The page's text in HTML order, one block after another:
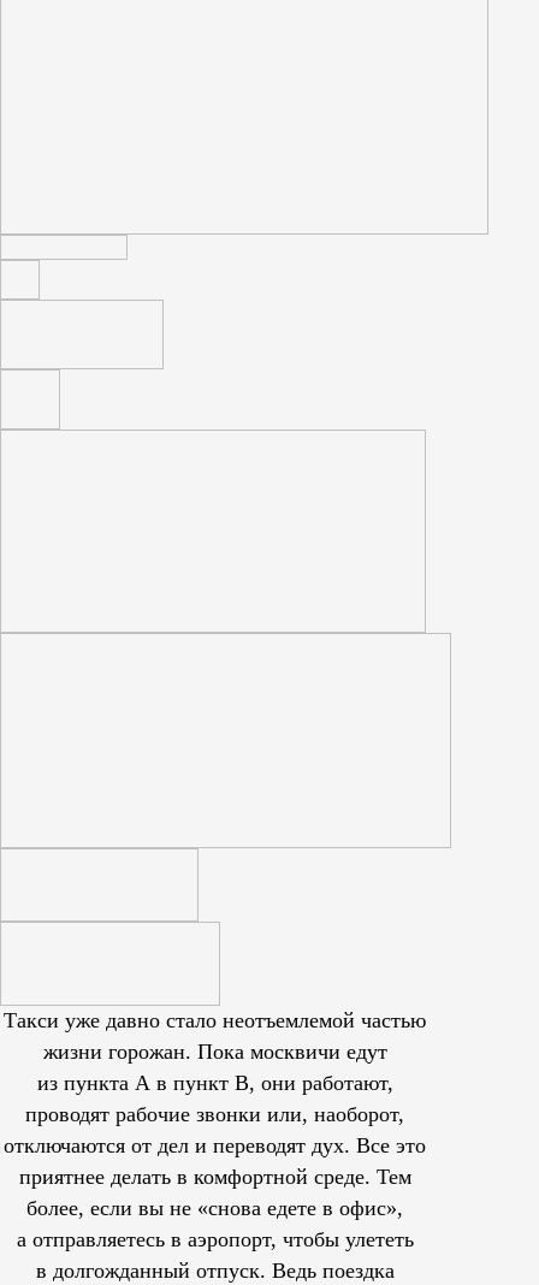
Такси уже давно стало неотъемлемой частью
жизни горожан. Пока москвичи едут
из пункта А в пункт В, они работают,
проводят рабочие звонки или, наоборот,
отключаются от дел и переводят дух. Все это
приятнее делать в комфортной среде. Тем
более, если вы не «снова едете в офис»,
а отправляетесь в аэропорт, чтобы улететь
в долгожданный отпуск. Ведь поездка